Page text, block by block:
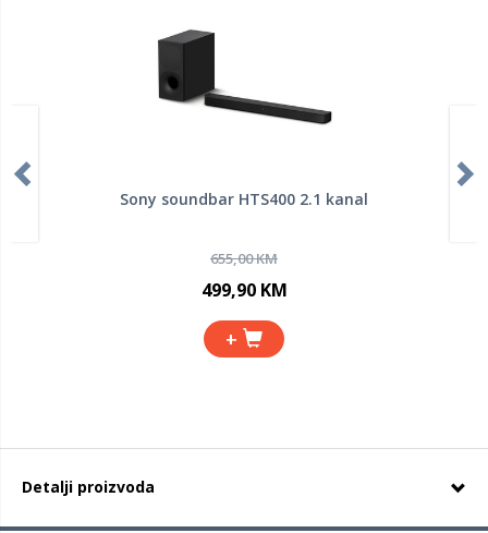
Sony soundbar HTS400 2.1 kanal
655,00 KM
499,90 KM
+
Detalji proizvoda